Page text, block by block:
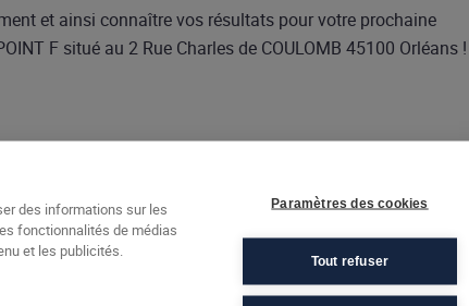
et ainsi connaître vos résultats pour votre prochaine
F situé au 2 Rue Charles de COULOMB 45100 Orléans !
des informations sur les
fonctionnalités de médias
et les publicités.
Paramètres des cookies
Tout refuser